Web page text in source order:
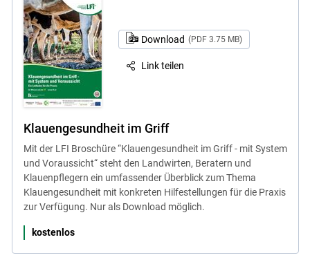
Download (PDF 3.75 MB)
Link teilen
Klauengesundheit im Griff
Mit der LFI Broschüre “Klauengesundheit im Griff - mit System
und Voraussicht“ steht den Landwirten, Beratern und
Klauenpflegern ein umfassender Überblick zum Thema
Klauengesundheit mit konkreten Hilfestellungen für die Praxis
zur Verfügung. Nur als Download möglich.
kostenlos